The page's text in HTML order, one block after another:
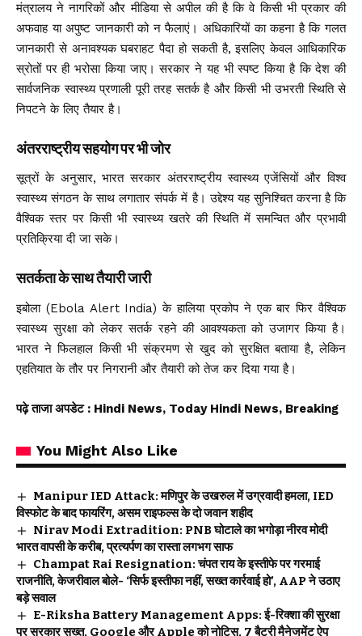
मंत्रालय ने नागरिकों और मीडिया से अपील की है कि वे किसी भी प्रकार की
अफवाह या अपुष्ट जानकारी को न फैलाएं। अधिकारियों का कहना है कि गलत
जानकारी से अनावश्यक घबराहट पैदा हो सकती है, इसलिए केवल आधिकारिक
स्रोतों पर ही भरोसा किया जाए। सरकार ने यह भी स्पष्ट किया है कि देश की
सार्वजनिक स्वास्थ्य प्रणाली पूरी तरह सतर्क है और किसी भी उभरती स्थिति से
निपटने के लिए तैयार है।
अंतरराष्ट्रीय सहयोग पर भी जोर
सूत्रों के अनुसार, भारत सरकार अंतरराष्ट्रीय स्वास्थ्य एजेंसियों और विश्व
स्वास्थ्य संगठन के साथ लगातार संपर्क में है। उद्देश्य यह सुनिश्चित करना है कि
वैश्विक स्तर पर किसी भी स्वास्थ्य खतरे की स्थिति में समन्वित और प्रभावी
प्रतिक्रिया दी जा सके।
सतर्कता के साथ तैयारी जारी
इबोला (Ebola Alert India) के हालिया प्रकोप ने एक बार फिर वैश्विक
स्वास्थ्य सुरक्षा को लेकर सतर्क रहने की आवश्यकता को उजागर किया है।
भारत ने फिलहाल किसी भी संक्रमण से खुद को सुरक्षित बताया है, लेकिन
एहतियात के तौर पर निगरानी और तैयारी को तेज कर दिया गया है।
पढ़े ताजा अपडेट : Hindi News, Today Hindi News, Breaking
You Might Also Like
Manipur IED Attack: मणिपुर के उखरुल में उग्रवादी हमला, IED
विस्फोट के बाद फायरिंग, असम राइफल्स के दो जवान शहीद
Nirav Modi Extradition: PNB घोटाले का भगोड़ा नीरव मोदी
भारत वापसी के करीब, प्रत्यर्पण का रास्ता लगभग साफ
Champat Rai Resignation: चंपत राय के इस्तीफे पर गरमाई
राजनीति, केजरीवाल बोले- ‘सिर्फ इस्तीफा नहीं, सख्त कार्रवाई हो’, AAP ने उठाए
बड़े सवाल
E-Riksha Battery Management Apps: ई-रिक्शा की सुरक्षा
पर सरकार सख्त, Google और Apple को नोटिस, 7 बैटरी मैनेजमेंट ऐप